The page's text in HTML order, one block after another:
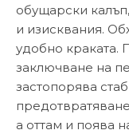
обущарски
и изисквания.
удобно краката.
заключване на
застопорява
а оттам и поява